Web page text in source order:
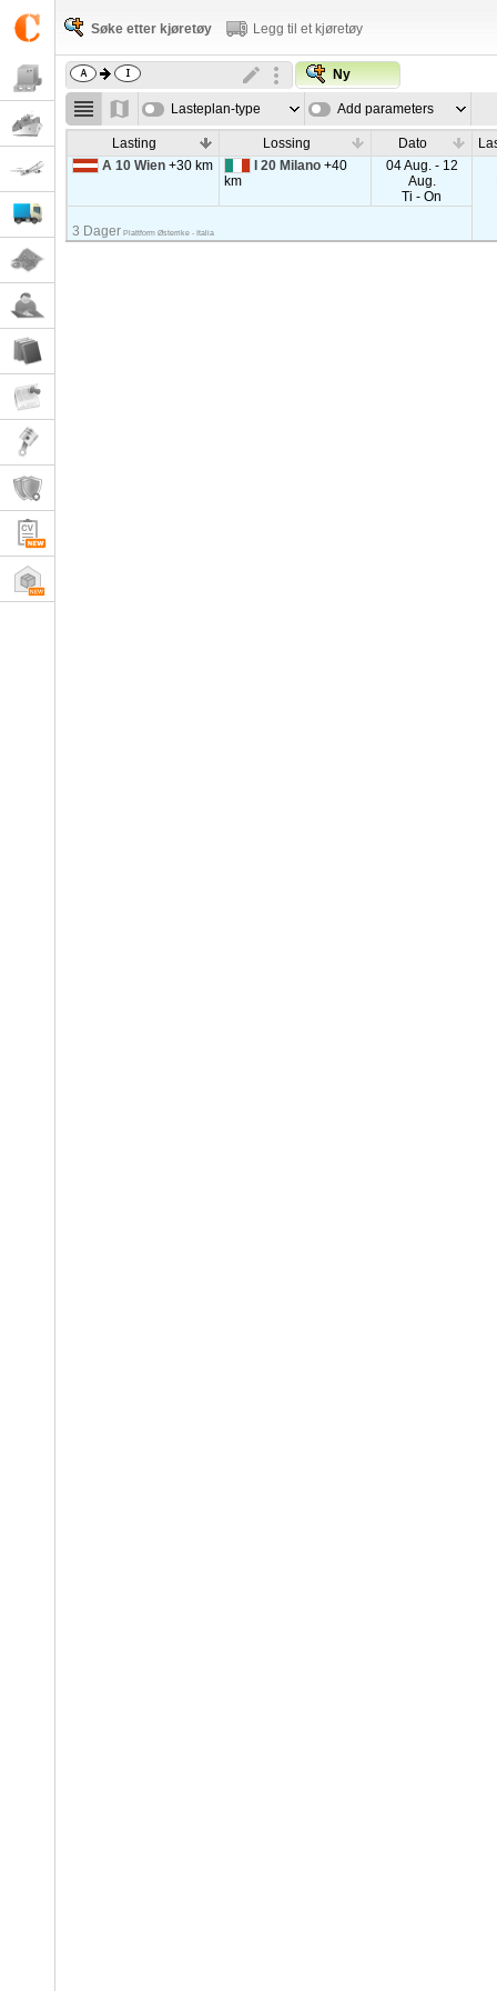
Søke etter kjøretøy Legg til et kjøretøy
Ny
Lasteplan-type Add parameters
Lasting Lossing Dato
A 10 Wien+30 km I 20 Milano+40
km
04 Aug. - 12
Aug.
Ti - On
3 Dager Plattform Østerrike - Italia